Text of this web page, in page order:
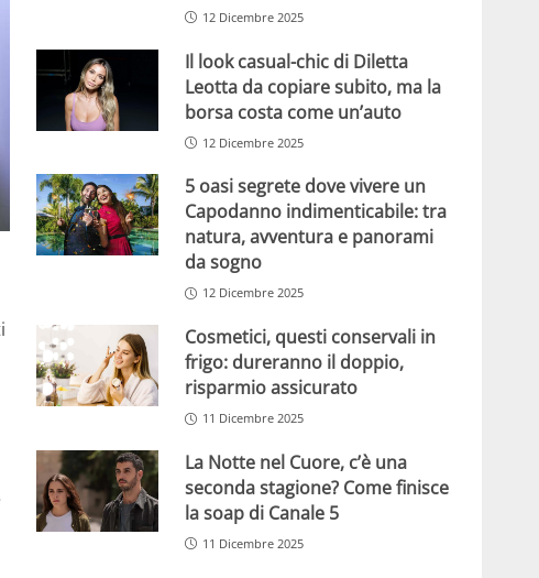
12 Dicembre 2025
Il look casual-chic di Diletta
Leotta da copiare subito, ma la
borsa costa come un’auto
12 Dicembre 2025
5 oasi segrete dove vivere un
Capodanno indimenticabile: tra
natura, avventura e panorami
da sogno
12 Dicembre 2025
Cosmetici, questi conservali in
frigo: dureranno il doppio,
risparmio assicurato
11 Dicembre 2025
La Notte nel Cuore, c’è una
seconda stagione? Come finisce
la soap di Canale 5
11 Dicembre 2025